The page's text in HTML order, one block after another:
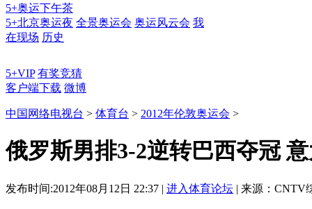
5+奥运下午茶
5+北京奥运夜 全景奥运会 奥运风云会 我
在现场 历史
5+VIP 有奖竞猜
客户端下载 微博
中国网络电视台 > 体育台 > 2012年伦敦奥运会 >
俄罗斯男排3-2逆转巴西夺冠
发布时间:2012年08月12日 22:37 | 进入体育论坛 | 来源：CNTV